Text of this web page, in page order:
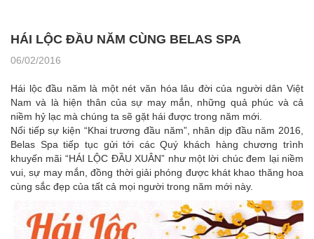
HÁI LỘC ĐẦU NĂM CÙNG BELAS SPA
06/02/2016
Hái lộc đầu năm là một nét văn hóa lâu đời của người dân Việt
Nam và là hiện thân của sự may mắn, những quả phúc và cả
niềm hỷ lạc mà chúng ta sẽ gặt hái được trong năm mới.
Nối tiếp sự kiện “Khai trương đầu năm”, nhân dịp đầu năm 2016,
Belas Spa tiếp tục gửi tới các Quý khách hàng chương trình
khuyến mãi “HÁI LỘC ĐẦU XUÂN” như một lời chúc đem lại niềm
vui, sự may mắn, đồng thời giải phóng được khát khao thăng hoa
cùng sắc đẹp của tất cả mọi người trong năm mới này.